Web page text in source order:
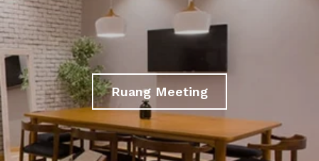
Ruang Meeting